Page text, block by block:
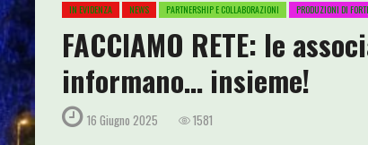
IN EVIDENZA NEWS PARTNERSHIP E COLLABORAZIONI PRODUZIONI DI
FACCIAMO RETE: le
informano… insieme!
16 Giugno 2025 1581